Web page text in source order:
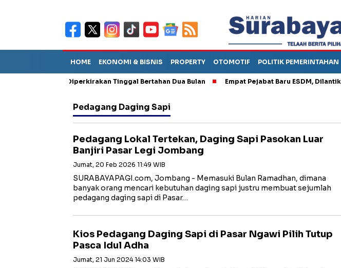
HOME EKONOMI & BISNIS PROPERTY OTOMOTIF POLITIK PEMERINTAHAN
Sebut TPA Diperkirakan Tinggal Bertahan Dua Bulan Empat Pejabat Baru ESDM, Dilantik Bahlil
Pedagang Daging Sapi
Pedagang Lokal Tertekan, Daging Sapi Pasokan Luar
Banjiri Pasar Legi Jombang
Jumat, 20 Feb 2026 11:49 WIB
SURABAYAPAGI.com, Jombang - Memasuki Bulan Ramadhan, dimana
banyak orang mencari kebutuhan daging sapi justru membuat sejumlah
pedagang daging sapi di Pasar…
Kios Pedagang Daging Sapi di Pasar Ngawi Pilih Tutup
Pasca Idul Adha
Jumat, 21 Jun 2024 14:03 WIB